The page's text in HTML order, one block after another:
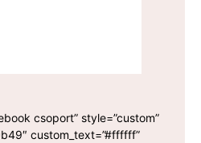
csoport” style=”custom”
custom_text=”#ffffff”